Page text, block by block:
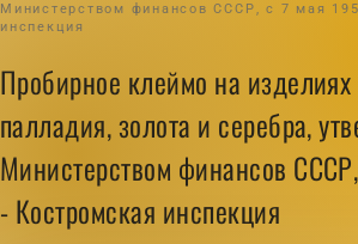
Министерством финансов СССР, с 7 мая
инспекция
Пробирное клеймо на
палладия, золота и серебра,
Министерством финансов
- Костромская инспекция